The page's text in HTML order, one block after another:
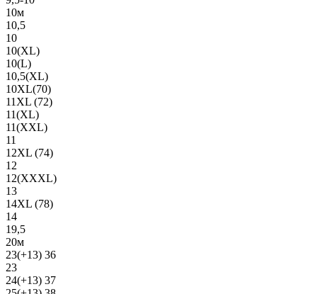
10м
10,5
10
10(XL)
10(L)
10,5(XL)
10XL(70)
11XL (72)
11(XL)
11(XXL)
11
12XL (74)
12
12(ХХХL)
13
14XL (78)
14
19,5
20м
23(+13) 36
23
24(+13) 37